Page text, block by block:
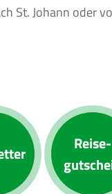
St. Johann oder
Reise­